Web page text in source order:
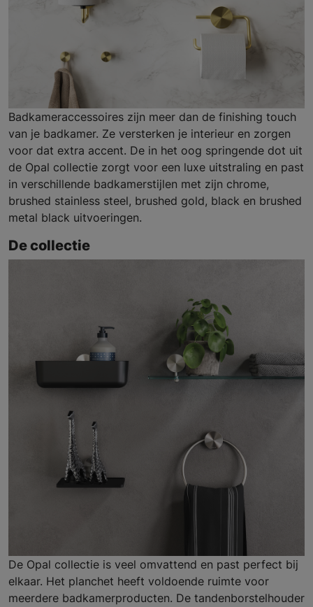
Badkameraccessoires zijn meer dan de finishing touch
van je badkamer. Ze versterken je interieur en zorgen
voor dat extra accent. De in het oog springende dot uit
de Opal collectie zorgt voor een luxe uitstraling en past
in verschillende badkamerstijlen met zijn chrome,
brushed stainless steel, brushed gold, black en brushed
metal black uitvoeringen.
De collectie
De Opal collectie is veel omvattend en past perfect bij
elkaar. Het planchet heeft voldoende ruimte voor
meerdere badkamerproducten. De tandenborstelhouder